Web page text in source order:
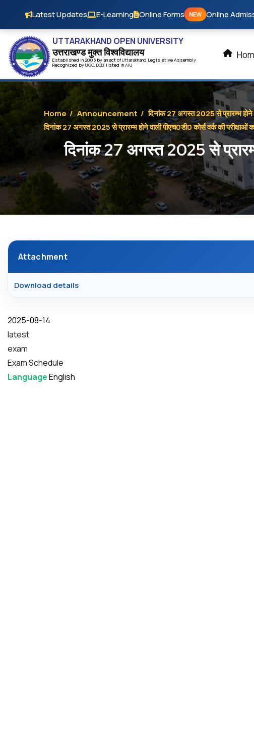
Latest Updates E-Learning Online Forms NEW Online
UTTARAKHAND OPEN UNIVERSITY
उत्तराखण्ड मुक्त विश्‍वविद्यालय
Established in 2005 by an act ofUttarakhand Legislative Assembly
Recognized byUGC, DEB, listed inAIU
Home/ Announcement / दिनांक 27 अगस्‍त 2025 से प्रारम्‍भ होने
दिनांक 27 अगस्‍त 2025 से प्रारम्‍भ होने वाली पीएच0डी0 कोर्स वर्क की
दिनांक 27 अगस्‍त 2025 से प्रारम्‍भ
Attachment
Download details
Date
2025-08-14
latest
exam
Exam Schedule
LanguageEnglish